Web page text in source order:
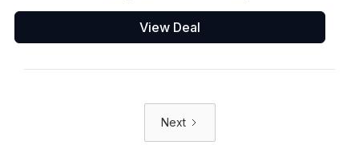
View Deal
Next